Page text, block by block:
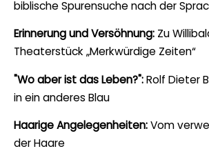
biblische Spurensuche nach der
Erinnerung und Versöhnung: Zu
Theaterstück „Merkwürdige Zeiten“
"Wo aber ist das Leben?":Rolf Dieter
in ein anderes Blau
Haarige Angelegenheiten:Vom
der Haare